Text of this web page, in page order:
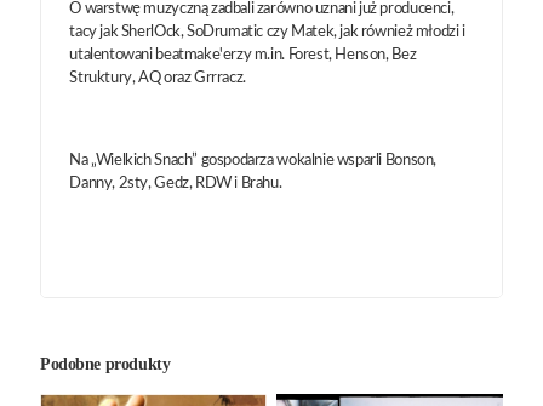
O warstwę muzyczną zadbali zarówno uznani już producenci,
tacy jak SherlOck, SoDrumatic czy Matek, jak również młodzi i
utalentowani beatmake'erzy m.in. Forest, Henson, Bez
Struktury, AQ oraz Grrracz.
Na „Wielkich Snach” gospodarza wokalnie wsparli Bonson,
Danny, 2sty, Gedz, RDW i Brahu.
Podobne produkty